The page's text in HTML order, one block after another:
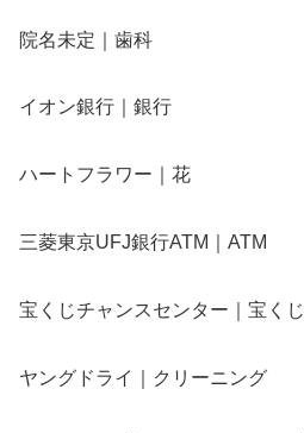
院名未定｜歯科
イオン銀行｜銀行
ハートフラワー｜花
三菱東京UFJ銀行ATM｜ATM
宝くじチャンスセンター｜宝くじ
ヤングドライ｜クリーニング